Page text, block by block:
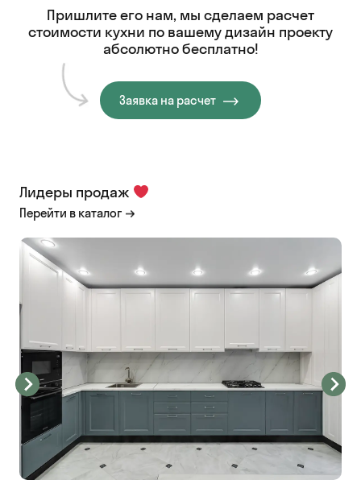
Пришлите его нам, мы сделаем расчет
стоимости кухни по вашему дизайн проекту
абсолютно бесплатно!
Заявка на расчет
Лидеры продаж
Перейти в каталог